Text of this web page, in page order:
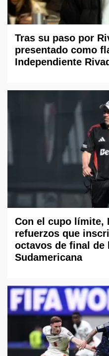
Tras su paso por
presentado como
Independiente
Con el cupo límite,
refuerzos que
octavos de final de
Sudamericana